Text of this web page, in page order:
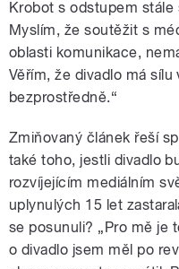
Krobot s odstupem stále
Myslím, že soutěžit s
oblasti komunikace,
Věřím, že divadlo má
bezprostředně.“
Zmiňovaný článek řeší
také toho, jestli divadlo
rozvíjejícím mediálním
uplynulých 15 let
se posunuli? „Pro mě je
o divadlo jsem měl po